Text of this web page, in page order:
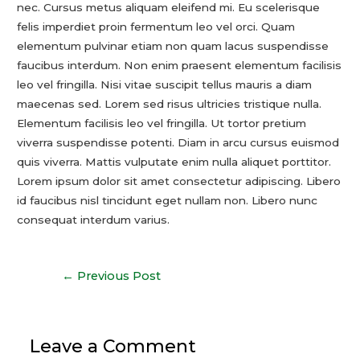
nec. Cursus metus aliquam eleifend mi. Eu scelerisque
felis imperdiet proin fermentum leo vel orci. Quam
elementum pulvinar etiam non quam lacus suspendisse
faucibus interdum. Non enim praesent elementum facilisis
leo vel fringilla. Nisi vitae suscipit tellus mauris a diam
maecenas sed. Lorem sed risus ultricies tristique nulla.
Elementum facilisis leo vel fringilla. Ut tortor pretium
viverra suspendisse potenti. Diam in arcu cursus euismod
quis viverra. Mattis vulputate enim nulla aliquet porttitor.
Lorem ipsum dolor sit amet consectetur adipiscing. Libero
id faucibus nisl tincidunt eget nullam non. Libero nunc
consequat interdum varius.
← Previous Post
Leave a Comment